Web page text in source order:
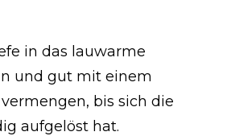
in das lauwarme
und gut mit einem
bis sich die
aufgelöst hat.